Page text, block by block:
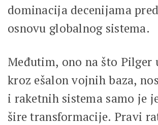
dominacija decenijama
osnovu globalnog sistema.
Međutim, ono na što Pilger
kroz ešalon vojnih baza,
i raketnih sistema samo je
šire transformacije. Pravi